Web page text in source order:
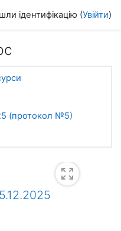
пошуку
ідентифікацію (Увійти)
(протокол №5)